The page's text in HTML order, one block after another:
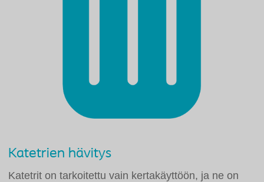
Katetrien hävitys
Katetrit on tarkoitettu vain kertakäyttöön, ja ne on